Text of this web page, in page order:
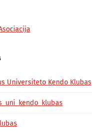
Universiteto Kendo Klubas